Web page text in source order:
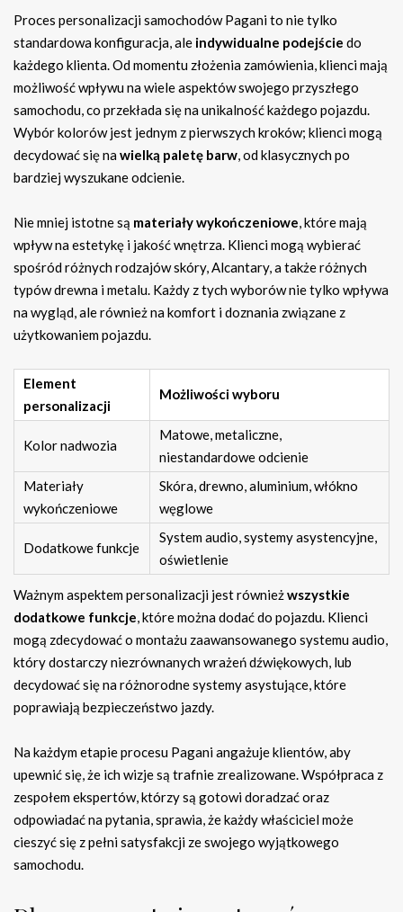
Proces personalizacji samochodów Pagani to nie tylko
standardowa konfiguracja, ale indywidualne podejście do
każdego klienta. Od momentu złożenia zamówienia, klienci mają
możliwość wpływu na wiele aspektów swojego przyszłego
samochodu, co przekłada się na unikalność każdego pojazdu.
Wybór kolorów jest jednym z pierwszych kroków; klienci mogą
decydować się nawielką paletę barw, od klasycznych po
bardziej wyszukane odcienie.
Nie mniej istotne są materiały wykończeniowe, które mają
wpływ na estetykę i jakość wnętrza. Klienci mogą wybierać
spośród różnych rodzajów skóry, Alcantary, a także różnych
typów drewna i metalu. Każdy z tych wyborów nie tylko wpływa
na wygląd, ale również na komfort i doznania związane z
użytkowaniem pojazdu.
Element
personalizacji
Możliwości wyboru
Kolor nadwozia
Matowe, metaliczne,
niestandardowe odcienie
Materiały
wykończeniowe
Skóra, drewno, aluminium, włókno
węglowe
Dodatkowe funkcje
System audio, systemy asystencyjne,
oświetlenie
Ważnym aspektem personalizacji jest równieżwszystkie
dodatkowe funkcje, które można dodać do pojazdu. Klienci
mogą zdecydować o montażu zaawansowanego systemu audio,
który dostarczy niezrównanych wrażeń dźwiękowych, lub
decydować się na różnorodne systemy asystujące, które
poprawiają bezpieczeństwo jazdy.
Na każdym etapie procesu Pagani angażuje klientów, aby
upewnić się, że ich wizje są trafnie zrealizowane. Współpraca z
zespołem ekspertów, którzy są gotowi doradzać oraz
odpowiadać na pytania, sprawia, że każdy właściciel może
cieszyć się z pełni satysfakcji ze swojego wyjątkowego
samochodu.